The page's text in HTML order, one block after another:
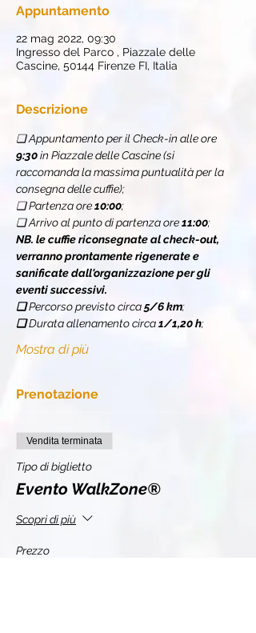
Appuntamento
22 mag 2022, 09:30
Ingresso del Parco , Piazzale delle
Cascine, 50144 Firenze FI, Italia
Descrizione
❏ Appuntamento per il Check-in alle ore
9:30 in Piazzale delle Cascine (si
raccomanda la massima puntualità per la
consegna delle cuffie);
❏ Partenza ore 10:00;
❏ Arrivo al punto di partenza ore 11:00;
NB. le cuffie riconsegnate al check-out,
verranno prontamente rigenerate e
sanificate dall'organizzazione per gli
eventi successivi.
❏ Percorso previsto circa 5/6 km;
❏ Durata allenamento circa 1/1,20 h;
Mostra di più
Prenotazione
Vendita terminata
Tipo di biglietto
Evento WalkZone®
Scopri di più
Prezzo